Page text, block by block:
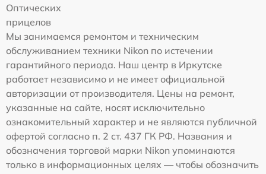
Оптических
прицелов
Мы занимаемся ремонтом и техническим
обслуживанием техники Nikon по истечении
гарантийного периода. Наш центр в Иркутске
работает независимо и не имеет официальной
авторизации от производителя. Цены на ремонт,
указанные на сайте, носят исключительно
ознакомительный характер и не являются публичной
офертой согласно п. 2 ст. 437 ГК РФ. Названия и
обозначения торговой марки Nikon упоминаются
только в информационных целях — чтобы обозначить